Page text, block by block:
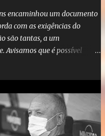
encaminhou um documento
com as exigências do
são tantas, a um
Avisamos que é possível
em entrevista coletiva neste
chama atenção é que
sábado o empresário do